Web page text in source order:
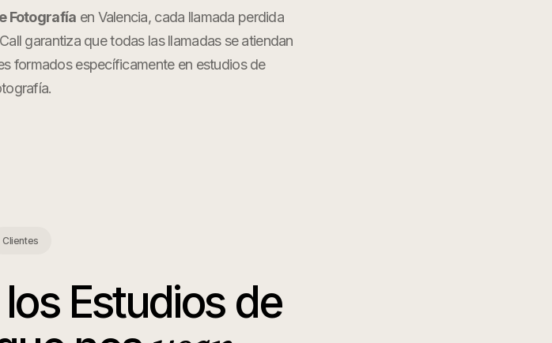
Fotografía en Valencia, cada llamada perdida
garantiza que todas las llamadas se atiendan
formados específicamente en estudios de
.
Clientes
Estudios de